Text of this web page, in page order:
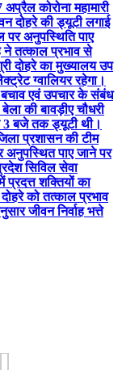
कोरोना महामारी
दोहरे की ड्यूटी लगाई
पर अनुपस्थिति पाए
तत्काल प्रभाव से
दोहरे का मुख्यालय उप
ग्वालियर रहेगा।
बचाव एवं उपचार के संबंध
की बावड़ीए चौधरी
3 बजे तक ड्यूटी थी।
प्रशासन की टीम
अनुपस्थित पाए जाने पर
सिविल सेवा
प्रदत्त शक्तियों का
को तत्काल प्रभाव
जीवन निर्वाह भत्ते